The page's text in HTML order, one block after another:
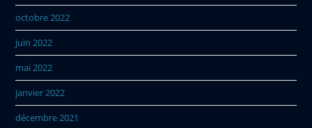
octobre 2022
juin 2022
mai 2022
janvier 2022
décembre 2021